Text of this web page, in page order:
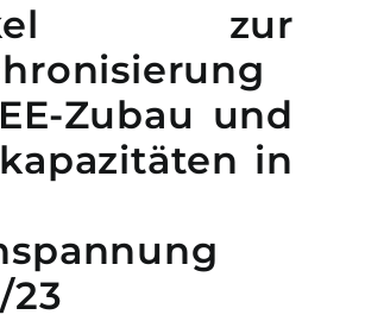
zur
Zubau und
in
23